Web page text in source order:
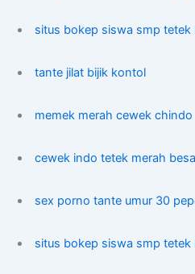
situs bokep siswa smp tetek
tante jilat bijik kontol
memek merah cewek chindo
cewek indo tetek merah
sex porno tante umur 30
situs bokep siswa smp tetek